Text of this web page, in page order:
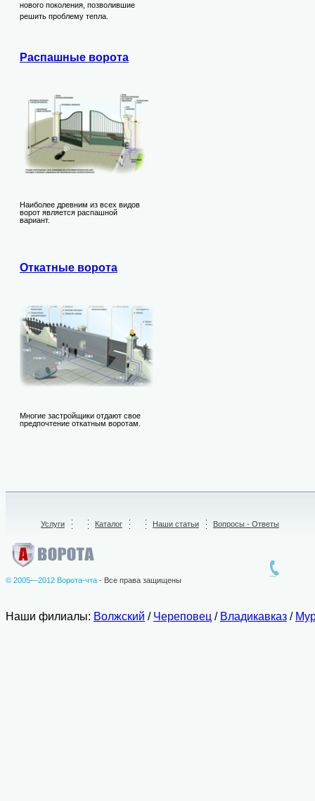
нового поколения, позволившие
решить проблему тепла.
Распашные ворота
Наиболее древним из всех видов
ворот является распашной
вариант.
Откатные ворота
Многие застройщики отдают свое
предпочтение откатным воротам.
Услуги Каталог Наши статьи Вопросы - Ответы
© 2005—2012 Ворота-чта - Все права защищены
Наши филиалы: Волжский / Череповец / Владикавказ /